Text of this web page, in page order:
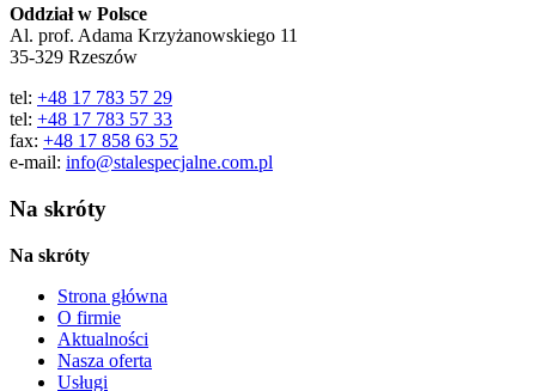
Oddział w Polsce
Al. prof. Adama Krzyżanowskiego 11
35-329 Rzeszów
tel: +48 17 783 57 29
tel: +48 17 783 57 33
fax: +48 17 858 63 52
e-mail: info@stalespecjalne.com.pl
Na skróty
Na skróty
Strona główna
O firmie
Aktualności
Nasza oferta
Usługi